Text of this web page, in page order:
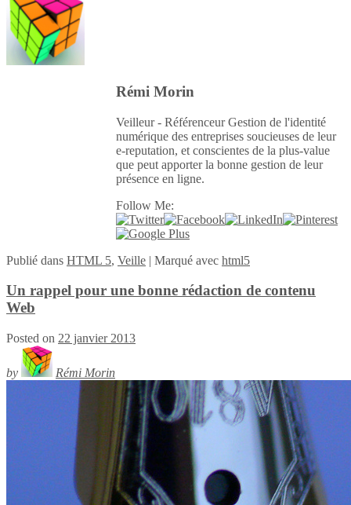
Rémi Morin
Veilleur - Référenceur Gestion de l'identité
numérique des entreprises soucieuses de leur
e-reputation, et conscientes de la plus-value
que peut apporter la bonne gestion de leur
présence en ligne.
Follow Me:
Publié dans HTML 5, Veille | Marqué avec html5
Un rappel pour une bonne rédaction de contenu
Web
Posted on 22 janvier 2013
by Rémi Morin